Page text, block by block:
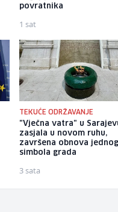
povratnika
1 sat
TEKUĆE ODRŽAVANJE
"Vječna vatra" u
zasjala u novom ruhu,
završena obnova
simbola grada
3 sata